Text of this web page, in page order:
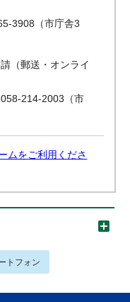
3908（市庁舎3
（郵送・オンライ
214-2003（市
ムをご利用くださ
トフォン